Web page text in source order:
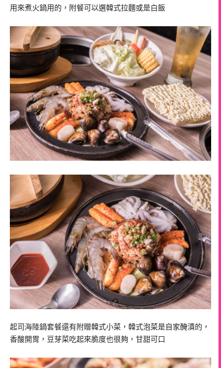
用來煮火鍋用的，附餐可以選韓式拉麵或是白飯
起司海陸鍋套餐還有附贈韓式小菜，韓式泡菜是自家醃漬的，
香酸開胃，豆芽菜吃起來脆度也很夠，甘甜可口